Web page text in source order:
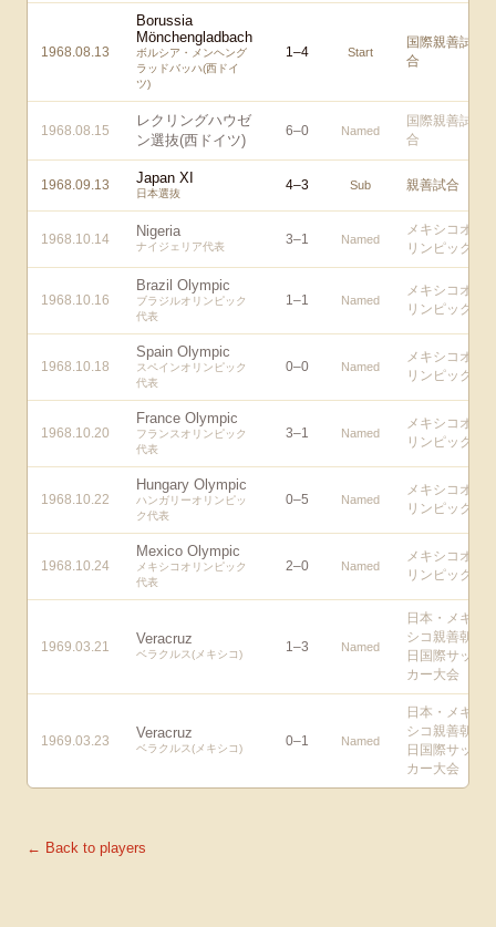
1968.08.13
Borussia
Mönchengladbach
ボルシア・メンヘング
ラッドバッハ(西ドイ
ツ)
1–4 Start
国際親善試
合
1968.08.15
レクリングハウゼ
ン選抜(西ドイツ)
6–0 Named
国際親善試
合
1968.09.13 Japan XI
日本選抜
4–3 Sub 親善試合
1968.10.14 Nigeria
ナイジェリア代表 3–1 Named
メキシコオ
リンピック
1968.10.16
Brazil Olympic
ブラジルオリンピック
代表
1–1 Named
メキシコオ
リンピック
1968.10.18
Spain Olympic
スペインオリンピック
代表
0–0 Named
メキシコオ
リンピック
1968.10.20
France Olympic
フランスオリンピック
代表
3–1 Named
メキシコオ
リンピック
1968.10.22
Hungary Olympic
ハンガリーオリンピッ
ク代表
0–5 Named
メキシコオ
リンピック
1968.10.24
Mexico Olympic
メキシコオリンピック
代表
2–0 Named
メキシコオ
リンピック
1969.03.21 Veracruz
ベラクルス(メキシコ) 1–3 Named
日本・メキ
シコ親善朝
日国際サッ
カー大会
1969.03.23 Veracruz
ベラクルス(メキシコ) 0–1 Named
日本・メキ
シコ親善朝
日国際サッ
カー大会
← Back to players